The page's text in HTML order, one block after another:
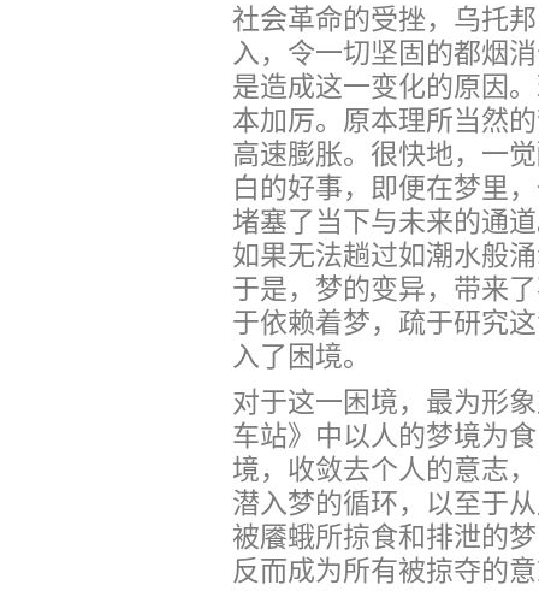
社会革命的受挫，乌托
入，令一切坚固的都烟
是造成这一变化的原因
本加厉。原本理所当然
高速膨胀。很快地，一
白的好事，即便在梦里
堵塞了当下与未来的通
如果无法趟过如潮水般
于是，梦的变异，带来
于依赖着梦，疏于研究
入了困境。
对于这一困境，最为形
车站》中以人的梦境为
境，收敛去个人的意志
潜入梦的循环，以至于
被餍蛾所掠食和排泄的
反而成为所有被掠夺的